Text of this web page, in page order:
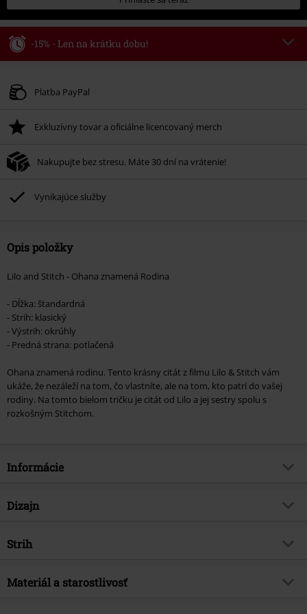
-15% - Len na krátku dobu!
Platné do 8/9/26
Po zadaní kódu v košíku, sa zľava uplatní automaticky.
Nemožno kombinovať s inými akciovými kódmi. Zľava sa nevzťahuje na:
knihy, médiá, vstupenky, Rammstein, (Till) Lindemann, Böhse Onkelz,
ktorých kúpou podporíte nadáciu.
Platba PayPal
Exkluzívny tovar a oficiálne licencovaný merch
Nakupujte bez stresu. Máte 30 dní na vrátenie!
Vynikajúce služby
Opis položky
Lilo and Stitch - Ohana znamená Rodina
- Dĺžka: štandardná
- Strih: klasický
- Výstrih: okrúhly
- Predná strana: potlačená
Ohana znamená rodinu. Tento krásny citát z filmu Lilo & Stitch vám
ukáže, že nezáleží na tom, čo vlastníte, ale na tom, kto patrí do vašej
rodiny. Na tomto bielom tričku je citát od Lilo a jej sestry spolu s
rozkošným Stitchom.
Informácie
Tovar č.
Téma produktov
Fan merch, Disney, Film, Disney
Licencia
Dizajn
Typ výrobku
Vytlačené
Strih
Strih/vrchný diel
Materiál a starostlivosť